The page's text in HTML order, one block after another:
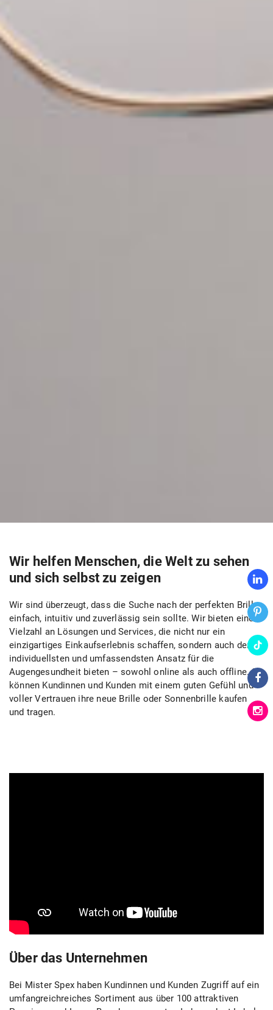
Wir helfen Menschen, ​die Welt zu sehen
und sich selbst zu zeigen
Wir sind überzeugt, dass die Suche nach der perfekten Brille
einfach, intuitiv und zuverlässig sein sollte. Wir bieten eine
Vielzahl an Lösungen und Services, die nicht nur ein
einzigartiges Einkaufserlebnis schaffen, sondern auch den
individuellsten und umfassendsten Ansatz für die
Augengesundheit bieten – sowohl online als auch offline. So
können Kundinnen und Kunden mit einem guten Gefühl und
voller Vertrauen ihre neue Brille oder Sonnenbrille kaufen
und tragen.
Über das Unternehmen
Bei Mister Spex haben Kundinnen und Kunden Zugriff auf ein
umfangreichreiches Sortiment aus über 100 attraktiven